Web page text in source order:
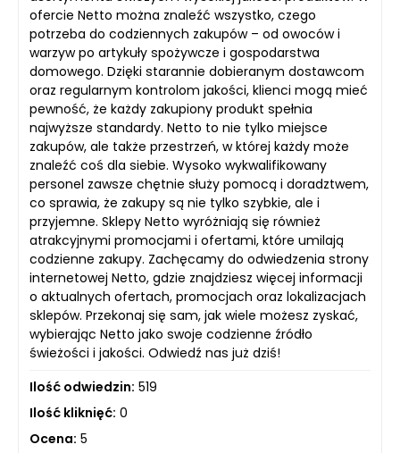
ofercie Netto można znaleźć wszystko, czego
potrzeba do codziennych zakupów – od owoców i
warzyw po artykuły spożywcze i gospodarstwa
domowego. Dzięki starannie dobieranym dostawcom
oraz regularnym kontrolom jakości, klienci mogą mieć
pewność, że każdy zakupiony produkt spełnia
najwyższe standardy. Netto to nie tylko miejsce
zakupów, ale także przestrzeń, w której każdy może
znaleźć coś dla siebie. Wysoko wykwalifikowany
personel zawsze chętnie służy pomocą i doradztwem,
co sprawia, że zakupy są nie tylko szybkie, ale i
przyjemne. Sklepy Netto wyróżniają się również
atrakcyjnymi promocjami i ofertami, które umilają
codzienne zakupy. Zachęcamy do odwiedzenia strony
internetowej Netto, gdzie znajdziesz więcej informacji
o aktualnych ofertach, promocjach oraz lokalizacjach
sklepów. Przekonaj się sam, jak wiele możesz zyskać,
wybierając Netto jako swoje codzienne źródło
świeżości i jakości. Odwiedź nas już dziś!
Ilość odwiedzin: 519
Ilość kliknięć: 0
Ocena: 5